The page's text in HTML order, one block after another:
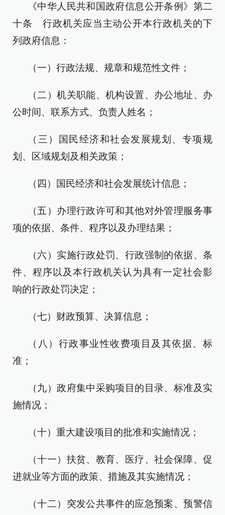
《中华人民共和国政府信息公开条例》第二
十条 行政机关应当主动公开本行政机关的下
列政府信息：
（一）行政法规、规章和规范性文件；
（二）机关职能、机构设置、办公地址、办
公时间、联系方式、负责人姓名；
（三）国民经济和社会发展规划、专项规
划、区域规划及相关政策；
（四）国民经济和社会发展统计信息；
（五）办理行政许可和其他对外管理服务事
项的依据、条件、程序以及办理结果；
（六）实施行政处罚、行政强制的依据、条
件、程序以及本行政机关认为具有一定社会影
响的行政处罚决定；
（七）财政预算、决算信息；
（八）行政事业性收费项目及其依据、标
准；
（九）政府集中采购项目的目录、标准及实
施情况；
（十）重大建设项目的批准和实施情况；
（十一）扶贫、教育、医疗、社会保障、促
进就业等方面的政策、措施及其实施情况；
（十二）突发公共事件的应急预案、预警信